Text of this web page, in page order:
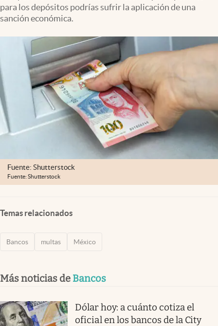
Clima
Mediakit
abre en nueva pestaña
México
para los depósitos podrías sufrir la aplicación de una
sanción económica.
Fuente: Shutterstock
Fuente: Shutterstock
Temas relacionados
Bancos multas México
Más noticias de Bancos
Dólar hoy: a cuánto cotiza el
oficial en los bancos de la City